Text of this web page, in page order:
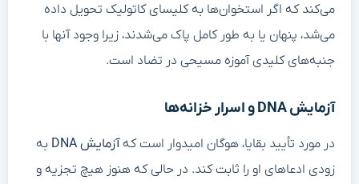
می‌کند که اگر استخوان‌ها به کلیسای کاتولیک تحویل داده
می‌شد، پنهان یا به طور کامل پاک می‌شدند، زیرا وجود آنها با
جنبه‌های کلیدی آموزه مسیحی در تضاد است.
آزمایش DNA و اسرار خزانه‌ها
در مورد تأیید بقایا، هوگان امیدوار است کهآزمایش DNA
به
زودی ادعاهای او را ثابت کند. در حالی که هنوز هیچ تجزیه و